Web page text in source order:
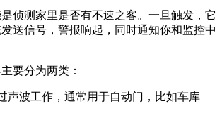
侦测家里是否有不速之客。一旦触发，它
送信号，警报响起，同时通知你和监控中
要分为两类：
声波工作，通常用于自动门，比如车库